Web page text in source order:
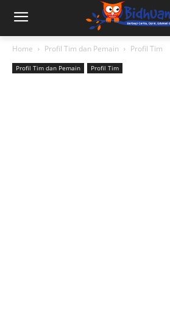
Home Profil Tim dan Pemain Profil Tim
Profil Tim dan Pemain Profil Tim